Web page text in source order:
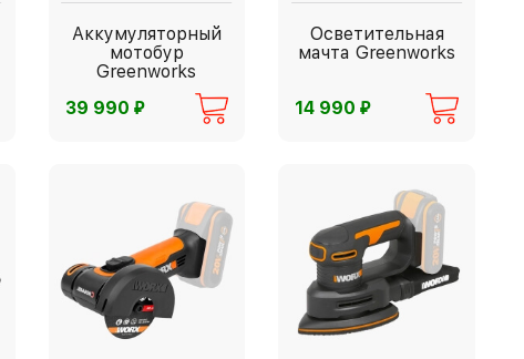
Аккумуляторный
мотобур
Greenworks
39 990 ⃏
Осветительная
мачта Greenworks
14 990⃏